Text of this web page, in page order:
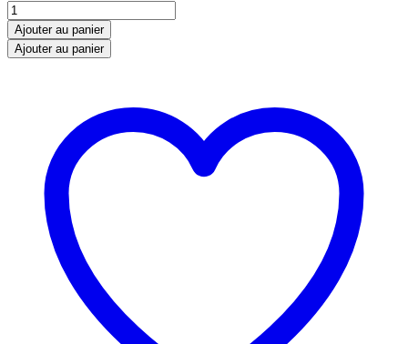
DFH13534W
-
Lave-
vaisselle
Ajouter au panier
Ajouter au panier